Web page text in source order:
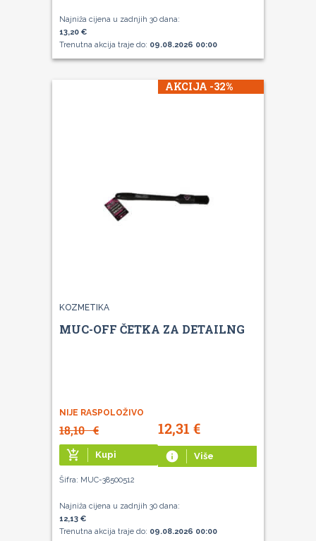
Najniža cijena u zadnjih 30 dana:
13,20 €
Trenutna akcija traje do: 09.08.2026 00:00
AKCIJA -32%
KOZMETIKA
MUC-OFF ČETKA ZA DETAILNG
NIJE RASPOLOŽIVO
18,10€ 12,31 €
add_shopping_cart Kupi info Više
Šifra: MUC-38500512
Najniža cijena u zadnjih 30 dana:
12,13 €
Trenutna akcija traje do: 09.08.2026 00:00